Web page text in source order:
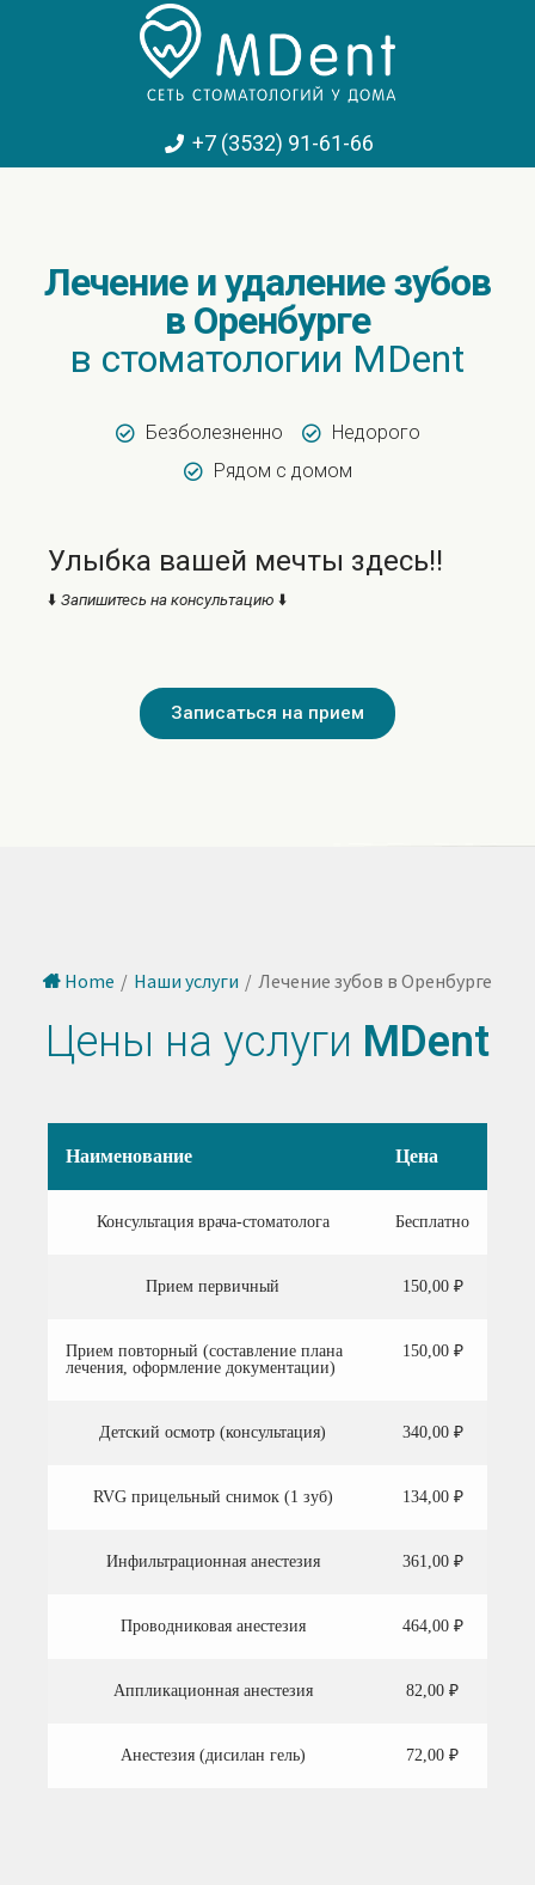
+7 (3532) 91-61-66
Лечение и удаление зубов
в Оренбурге
в стоматологии MDent
Безболезненно
Недорого
Рядом с домом
Улыбка вашей мечты здесь!!
⬇️ Запишитесь на консультацию ⬇️
Записаться на прием
Home / Наши услуги / Лечение зубов в Оренбурге
Цены на услуги MDent
Наименование Цена
Консультация врача-стоматолога Бесплатно
Прием первичный 150,00 ₽
Прием повторный (составление плана
лечения, оформление документации)
150,00 ₽
Детский осмотр (консультация) 340,00 ₽
RVG прицельный снимок (1 зуб) 134,00 ₽
Инфильтрационная анестезия 361,00 ₽
Проводниковая анестезия 464,00 ₽
Аппликационная анестезия 82,00 ₽
Анестезия (дисилан гель) 72,00 ₽